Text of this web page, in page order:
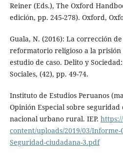
Reiner (Eds.), The Oxford
edición, pp. 245-278). Oxford,
Guala, N. (2016): La corrección
reformatorio religioso a la prisión
estudio de caso. Delito y
Sociales, (42), pp. 49-74.
Instituto de Estudios Peruanos
Opinión Especial sobre seguridad
nacional urbano rural. IEP.
content/uploads/2019/03/Informe-
Seguridad-ciudadana-3.pdf